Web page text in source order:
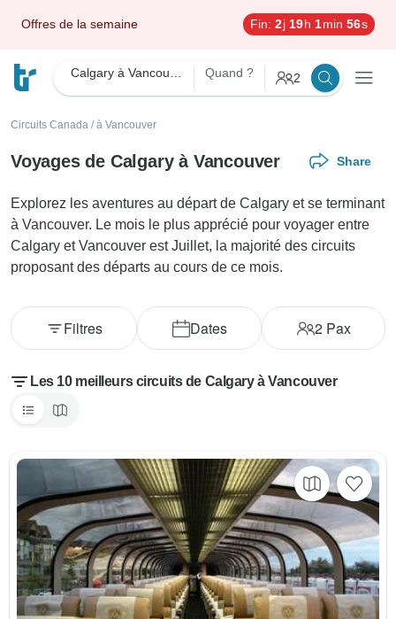
Offres de la semaine Fin: 2j 19h 1min 54s
Quand ? 2
Circuits Canada / à Vancouver
Voyages de Calgary à Vancouver Share
Explorez les aventures au départ de Calgary et se terminant
à Vancouver. Le mois le plus apprécié pour voyager entre
Calgary et Vancouver est Juillet, la majorité des circuits
proposant des départs au cours de ce mois.
Dates 2Pax
Filtres
Les 10 meilleurs circuits de Calgary à Vancouver